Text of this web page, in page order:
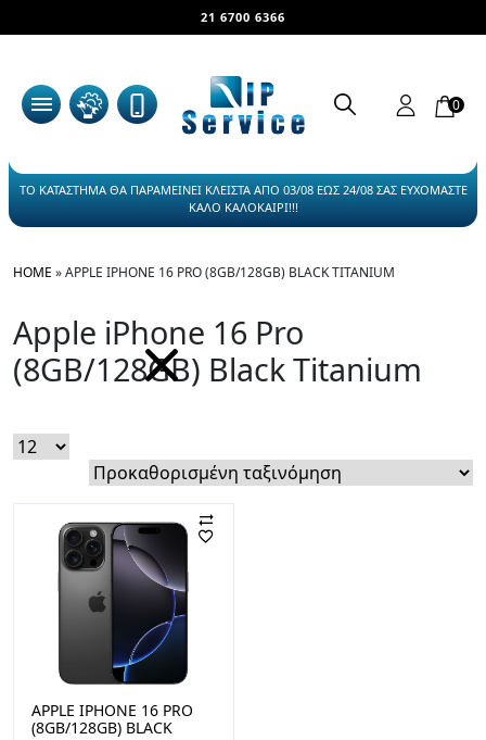
21 6700 6366
0
ΤΟ ΚΑΤΑΣΤΗΜΑ ΘΑ ΠΑΡΑΜΕΙΝΕΙ ΚΛΕΙΣΤΑ ΑΠΟ 03/08 ΕΩΣ 24/08 ΣΑΣ ΕΥΧΟΜΑΣΤΕ
ΚΑΛΟ ΚΑΛΟΚΑΙΡΙ!!!
HOME »APPLE IPHONE 16 PRO (8GB/128GB) BLACK TITANIUM
Apple iPhone 16 Pro
(8GB/128GB) Black Titanium
APPLE IPHONE 16 PRO
(8GB/128GB) BLACK